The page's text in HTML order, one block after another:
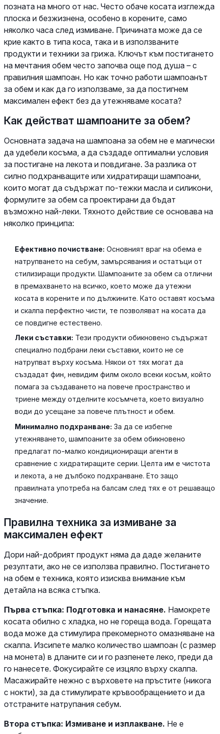
позната на много от нас. Често обаче косата изглежда
плоска и безжизнена, особено в корените, само
няколко часа след измиване. Причината може да се
крие както в типа коса, така и в използваните
продукти и техники за грижа. Ключът към постигането
на мечтания обем често започва още под душа – с
правилния шампоан. Но как точно работи шампоанът
за обем и как да го използваме, за да постигнем
максимален ефект без да утежняваме косата?
Как действат шампоаните за обем?
Основната задача на шампоана за обем не е магически
да удебели косъма, а да създаде оптимални условия
за постигане на лекота и повдигане. За разлика от
силно подхранващите или хидратиращи шампоани,
които могат да съдържат по-тежки масла и силикони,
формулите за обем са проектирани да бъдат
възможно най-леки. Тяхното действие се основава на
няколко принципа:
Ефективно почистване: Основният враг на обема е
натрупването на себум, замърсявания и остатъци от
стилизиращи продукти. Шампоаните за обем са отлични
в премахването на всичко, което може да утежни
косата в корените и по дължините. Като оставят косъма
и скалпа перфектно чисти, те позволяват на косата да
се повдигне естествено.
Леки съставки: Тези продукти обикновено съдържат
специално подбрани леки съставки, които не се
натрупват върху косъма. Някои от тях могат да
създадат фин, невидим филм около всеки косъм, който
помага за създаването на повече пространство и
триене между отделните косъмчета, което визуално
води до усещане за повече плътност и обем.
Минимално подхранване: За да се избегне
утежняването, шампоаните за обем обикновено
предлагат по-малко кондициониращи агенти в
сравнение с хидратиращите серии. Целта им е чистота
и лекота, а не дълбоко подхранване. Ето защо
правилната употреба на балсам след тях е от решаващо
значение.
Правилна техника за измиване за
максимален ефект
Дори най-добрият продукт няма да даде желаните
резултати, ако не се използва правилно. Постигането
на обем е техника, която изисква внимание към
детайла на всяка стъпка.
Първа стъпка: Подготовка и нанасяне. Намокрете
косата обилно с хладка, но не гореща вода. Горещата
вода може да стимулира прекомерното омазняване на
скалпа. Изсипете малко количество шампоан (с размер
на монета) в дланите си и го разпенете леко, преди да
го нанесете. Фокусирайте се изцяло върху скалпа.
Масажирайте нежно с върховете на пръстите (никога
с нокти), за да стимулирате кръвообращението и да
отстраните натрупания себум.
Втора стъпка: Измиване и изплакване. Не е